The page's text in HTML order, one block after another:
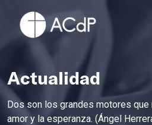
Actualidad
Dos son los grandes motores que
amor y la esperanza. (Ángel